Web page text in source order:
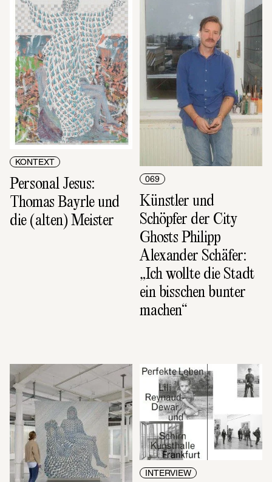
KONTEXT
Personal Jesus:
Thomas Bayrle und
die (alten) Meister
069
Künstler und
Schöpfer der City
Ghosts Philipp
Alexander Schäfer:
„Ich wollte die Stadt
ein bisschen bunter
machen“
INTERVIEW